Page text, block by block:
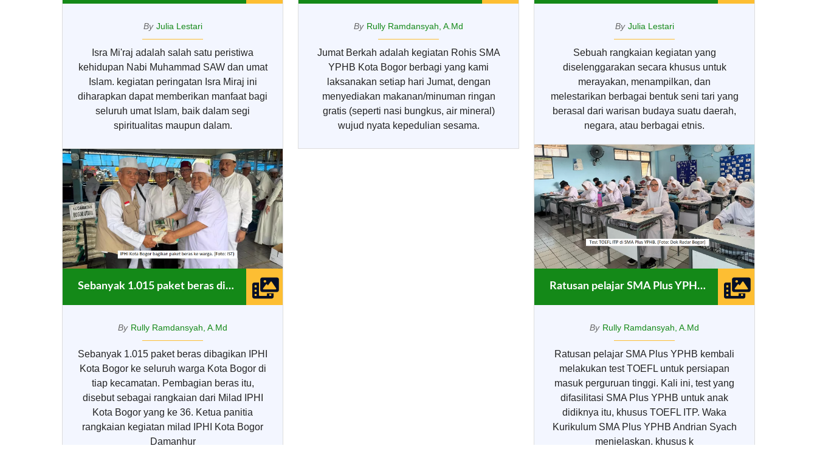
By Julia Lestari
Isra Mi'raj adalah salah satu peristiwa
kehidupan Nabi Muhammad SAW dan umat
Islam. kegiatan peringatan Isra Miraj ini
diharapkan dapat memberikan manfaat bagi
seluruh umat Islam, baik dalam segi
spiritualitas maupun dalam.
By Rully Ramdansyah, A.Md
Jumat Berkah adalah kegiatan Rohis SMA
YPHB Kota Bogor berbagi yang kami
laksanakan setiap hari Jumat, dengan
menyediakan makanan/minuman ringan
gratis (seperti nasi bungkus, air mineral)
wujud nyata kepedulian sesama.
By Julia Lestari
Sebuah rangkaian kegiatan yang
diselenggarakan secara khusus untuk
merayakan, menampilkan, dan
melestarikan berbagai bentuk seni tari yang
berasal dari warisan budaya suatu daerah,
negara, atau berbagai etnis.
Sebanyak 1.015 paket beras dibagikan IPHI Kota Bogor
By Rully Ramdansyah, A.Md
Sebanyak 1.015 paket beras dibagikan IPHI
Kota Bogor ke seluruh warga Kota Bogor di
tiap kecamatan. Pembagian beras itu,
disebut sebagai rangkaian dari Milad IPHI
Kota Bogor yang ke 36. Ketua panitia
rangkaian kegiatan milad IPHI Kota Bogor
Damanhur
Ratusan pelajar SMA Plus YPHB kembali melakukan test TOEFL
By Rully Ramdansyah, A.Md
Ratusan pelajar SMA Plus YPHB kembali
melakukan test TOEFL untuk persiapan
masuk perguruan tinggi. Kali ini, test yang
difasilitasi SMA Plus YPHB untuk anak
didiknya itu, khusus TOEFL ITP. Waka
Kurikulum SMA Plus YPHB Andrian Syach
menjelaskan, khusus k